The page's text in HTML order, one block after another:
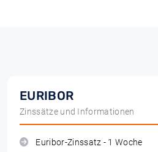
EURIBOR
Zinssätze und Informationen
Euribor-Zinssatz - 1 Woche